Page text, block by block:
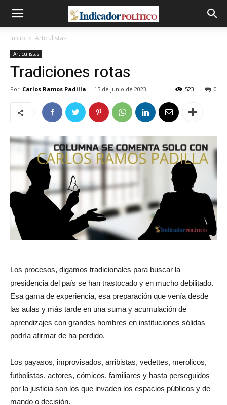
Inicio Articulistas
Articulistas
Tradiciones rotas
Por Carlos Ramos Padilla - 15 de junio de 2023 0
523
Los procesos, digamos tradicionales para buscar la
presidencia del país se han trastocado y en mucho debilitado.
Esa gama de experiencia, esa preparación que venía desde
las aulas y más tarde en una suma y acumulación de
aprendizajes con grandes hombres en instituciones sólidas
podría afirmar de ha perdido.
Los payasos, improvisados, arribistas, vedettes, merolicos,
futbolistas, actores, cómicos, familiares y hasta perseguidos
por la justicia son los que invaden los espacios públicos y de
mando o decisión.